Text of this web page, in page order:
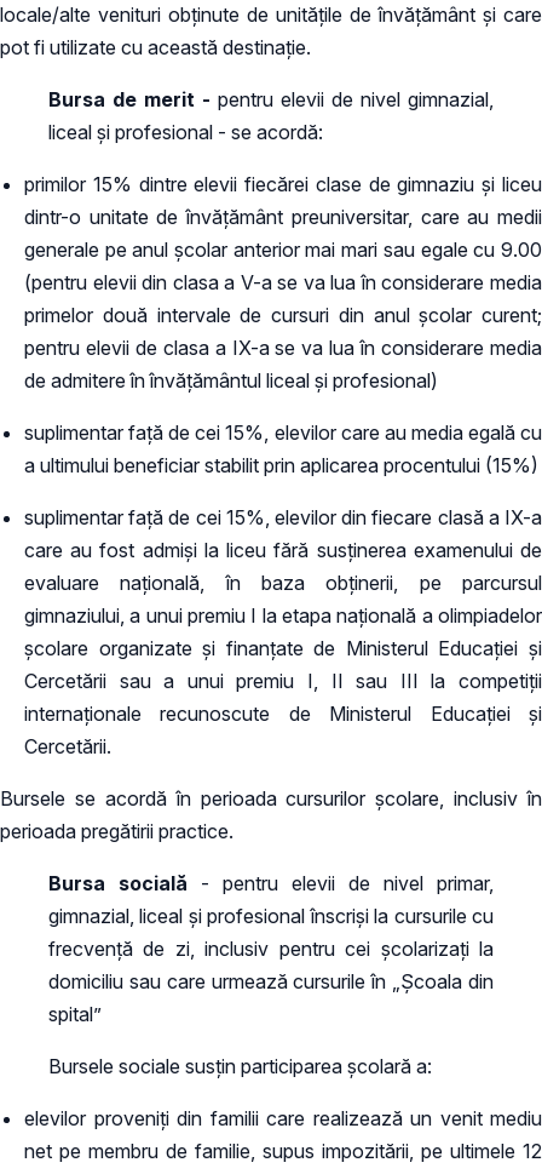
locale/alte venituri obţinute de unitățile de învățământ și care
pot fi utilizate cu această destinație.
Bursa de merit - pentru elevii de nivel gimnazial,
liceal și profesional - se acordă:
primilor 15% dintre elevii fiecărei clase de gimnaziu şi liceu
dintr-o unitate de învăţământ preuniversitar, care au medii
generale pe anul şcolar anterior mai mari sau egale cu 9.00
(pentru elevii din clasa a V-a se va lua în considerare media
primelor două intervale de cursuri din anul școlar curent;
pentru elevii de clasa a IX-a se va lua în considerare media
de admitere în învățământul liceal și profesional)
suplimentar față de cei 15%, elevilor care au media egală cu
a ultimului beneficiar stabilit prin aplicarea procentului (15%)
suplimentar față de cei 15%, elevilor din fiecare clasă a IX-a
care au fost admiși la liceu fără susținerea examenului de
evaluare națională, în baza obținerii, pe parcursul
gimnaziului, a unui premiu I la etapa națională a olimpiadelor
școlare organizate și finanțate de Ministerul Educației și
Cercetării sau a unui premiu I, II sau III la competiții
internaționale recunoscute de Ministerul Educației și
Cercetării.
Bursele se acordă în perioada cursurilor școlare, inclusiv în
perioada pregătirii practice.
Bursa socială - pentru elevii de nivel primar,
gimnazial, liceal și profesional înscrişi la cursurile cu
frecvenţă de zi, inclusiv pentru cei şcolarizaţi la
domiciliu sau care urmează cursurile în „Școala din
spital”
Bursele sociale susțin participarea școlară a:
elevilor proveniţi din familii care realizează un venit mediu
net pe membru de familie, supus impozitării, pe ultimele 12